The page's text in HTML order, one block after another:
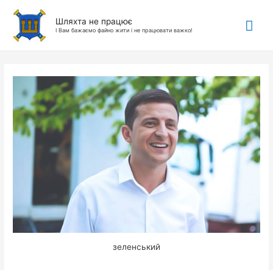
Шляхта не працює
І Вам бажаємо файно жити і не працювати важко!
зеленський